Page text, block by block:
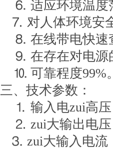
⒍ 适应环境温度
⒎ 对人体环境安
⒏ 在线带电快速
⒐ 在存在对电源
⒑ 可靠程度99%
三、技术参数：
⒈ 输入电zui高压
⒉ zui大输出电压
⒊ zui大输入电流